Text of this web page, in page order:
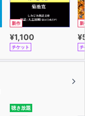
新作
¥1,100
チケット
新
チ
聴き放題